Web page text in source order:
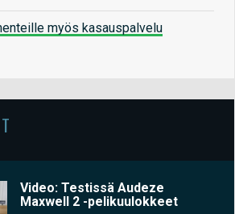
myös kasauspalvelu
Video: Testissä Audeze
Maxwell 2 -pelikuulokkeet